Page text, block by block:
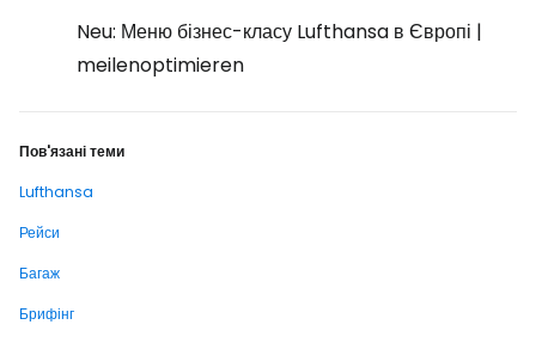
Neu: Меню бізнес-класу Lufthansa в Європі |
meilenoptimieren
Пов'язані теми
Lufthansa
Рейси
Багаж
Брифінг